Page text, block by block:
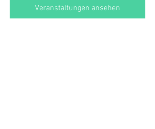
Veranstaltungen ansehen